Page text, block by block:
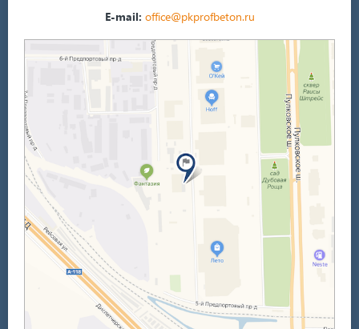
E-mail: office@pkprofbeton.ru